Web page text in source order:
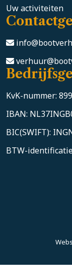
Uw activiteiten
KvK-nummer:
IBAN:
BIC(SWIFT):
BTW-